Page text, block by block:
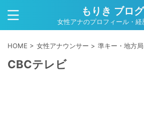
もりき ブログ
女性アナのプロフィール・経
HOME > 女性アナウンサー > 準キー・地方局
CBCテレビ